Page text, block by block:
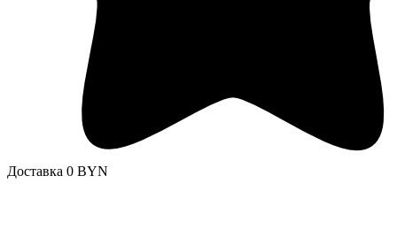
Доставка 0 BYN